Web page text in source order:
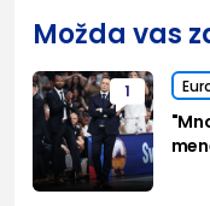
Možda vas
1